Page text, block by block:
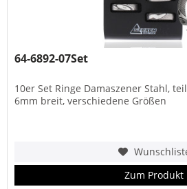
64-6892-07Set
10er Set Ringe Damaszener Stahl,
6mm breit, verschiedene Größen
Zum Produkt